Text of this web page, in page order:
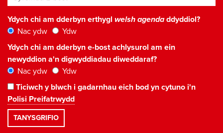
Ydych chi am dderbyn erthygl welsh agendaddyddiol?
Nac ydw
Ydw
Ydych chi am dderbyn e-bost achlysurol am ein
newyddion a'n digwyddiadau diweddaraf?
Nac ydw
Ydw
Ticiwch y blwch i gadarnhau eich bod yn cytuno i'n
Polisi Preifatrwydd